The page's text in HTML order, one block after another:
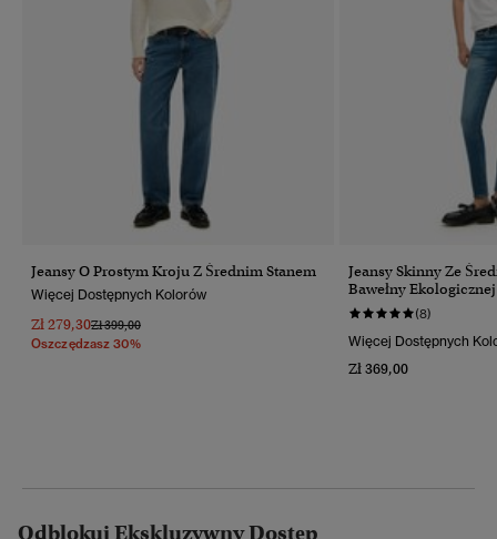
Jeansy O Prostym Kroju Z Średnim Stanem
Więcej Dostępnych Kolorów
Zł 279,30Cena Obniżona Od
Zł 399,00Do
Oszczędzasz 30%
Jeansy Skinny Ze
Bawełny Ekologicznej
(8)
Więcej Dostępnych
Zł 369,00
Odblokuj Ekskluzywny Dostęp